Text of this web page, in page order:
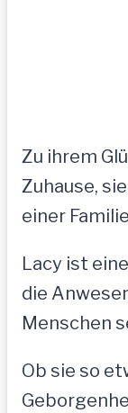
Zu ihrem
Zuhause,
einer
Lacy ist
die
Menschen
Ob sie so